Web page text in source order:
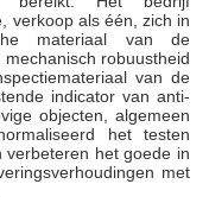
verkoop als één, zich in
materiaal van de
robuustheid
van de
indicator van anti-
objecten, algemeen
het testen
verbeteren het goede in
met